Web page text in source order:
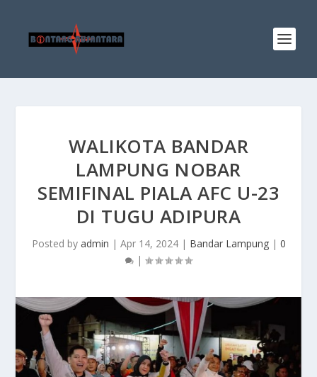
WALIKOTA BANDAR
LAMPUNG NOBAR
SEMIFINAL PIALA AFC U-23
DI TUGU ADIPURA
Posted by admin | Apr 14, 2024| Bandar Lampung| 0
|